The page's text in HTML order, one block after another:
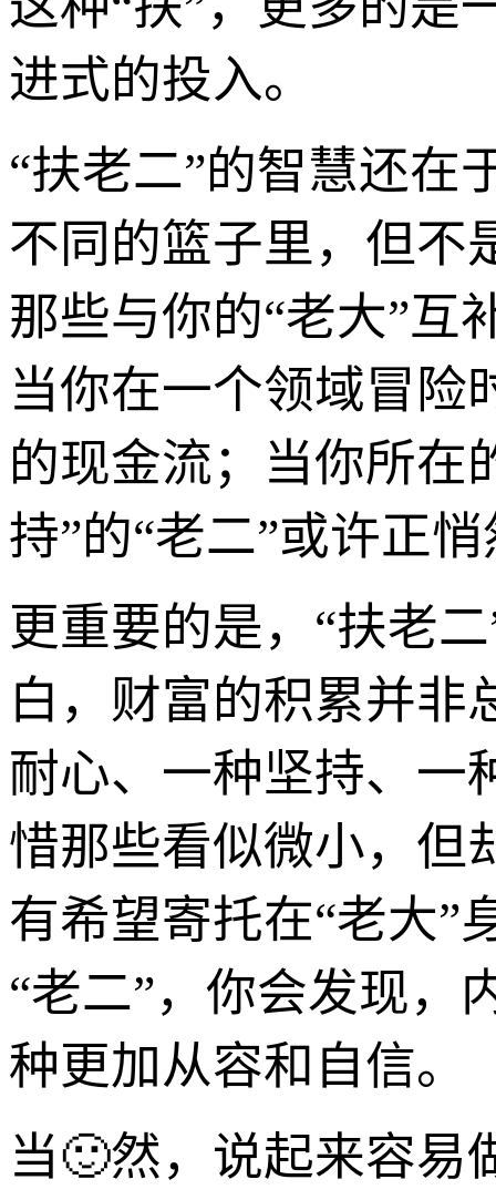
进式的投入。
“扶老二”的智慧还在
不同的篮子里，但不
那些与你的“老大”互
当你在一个领域冒险
的现金流；当你所在
持”的“老二”或许正
更重要的是，“扶老
白，财富的积累并非
耐心、一种坚持、一
惜那些看似微小，但
有希望寄托在“老大”
“老二”，你会发现，
种更加从容和自信。
当🙂然，说起来容易